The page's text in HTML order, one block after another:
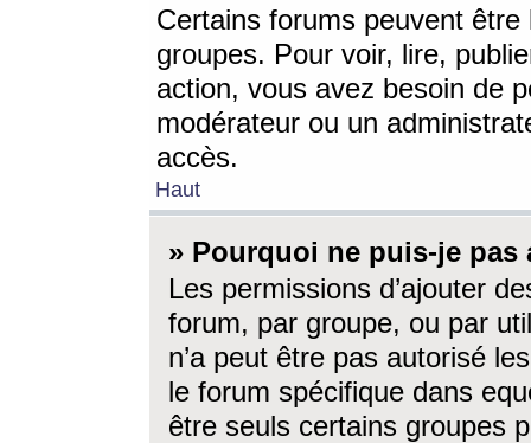
Certains forums peuvent être
groupes. Pour voir, lire,
action, vous avez besoin de
modérateur ou un
accès.
Haut
» Pourquoi ne puis-je
Les permissions d’ajouter
forum, par groupe, ou par
n’a peut être pas autorisé
le forum spécifique dans
être seuls certains groupes